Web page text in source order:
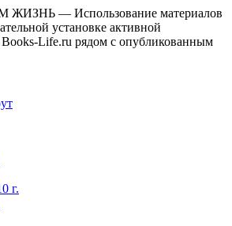
ЖИЗНЬ — Использование материалов
установке активной
Life.ru рядом с опубликованным
г.